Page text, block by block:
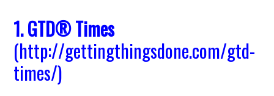
1.GTD® Times
(http://gettingthingsdone.com/gtd-
times/)